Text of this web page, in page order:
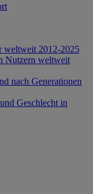
weltweit 2012-2025
Nutzern weltweit
nach Generationen
Geschlecht in